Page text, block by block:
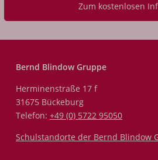
Zum kostenlosen
Bernd Blindow Gruppe
Herminenstraße 17 f
31675 Bückeburg
Telefon: +49 (0) 5722 95050
Schulstandorte der Bernd Blindow